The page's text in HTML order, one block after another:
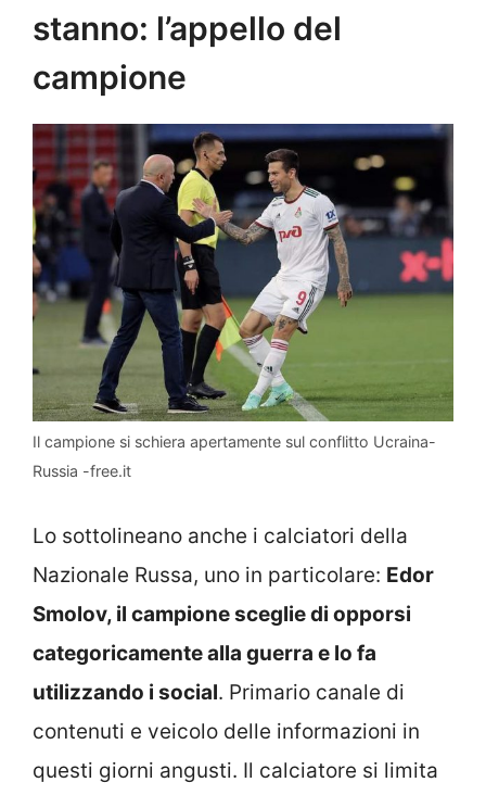
stanno: l’appello del
campione
Il campione si schiera apertamente sul conflitto Ucraina-
Russia -free.it
Lo sottolineano anche i calciatori della
Nazionale Russa, uno in particolare: Edor
Smolov, il campione sceglie di opporsi
categoricamente alla guerra e lo fa
utilizzando i social. Primario canale di
contenuti e veicolo delle informazioni in
questi giorni angusti. Il calciatore si limita